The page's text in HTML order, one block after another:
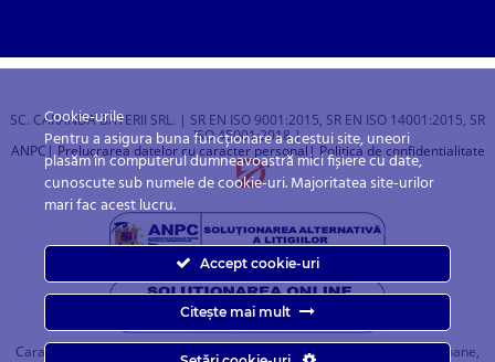
SC. CARANDA BATERII SRL. | SR EN ISO 9001:2015, SR EN ISO 14001:2015, SR
ISO 45001:2018 |
ANPC | Prelucrarea datelor cu caracter personal| Politica de confidentialitate
Caranda.ro este un magazin online cu baterii pentru automobile, camioane,
Cookie-urile
Pentru a asigura buna funcționare a acestui site, uneori
plasăm în computerul dumneavoastră mici fișiere cu date,
cunoscute sub numele de cookie-uri. Majoritatea site-urilor
mari fac acest lucru.
Accept cookie-uri
Citește mai mult